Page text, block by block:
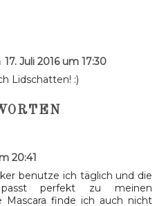
17. Juli 2016 um 17:30
Lidschatten! :)
20:41
benutze ich täglich und die
perfekt zu meinen
Mascara finde ich auch nicht